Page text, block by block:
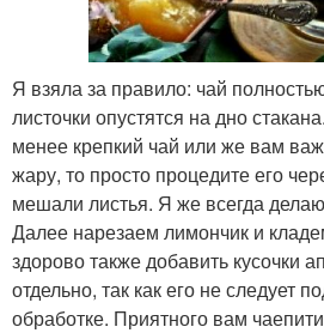
Я взяла за правило: чай
листочки опустятся на дно
менее крепкий чай или же вам
жару, то просто процедите его
мешали листья. Я же всегда
Далее нарезаем лимончик и
здорово также добавить кусочки
отдельно, так как его не следует
обработке. Приятного вам